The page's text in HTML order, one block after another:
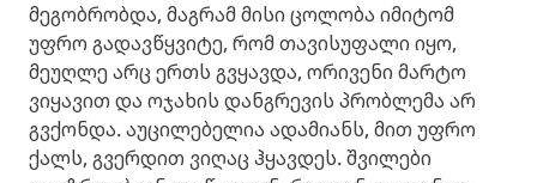
მეგობრობდა, მაგრამ მისი ცოლობა იმიტომ
უფრო გადავწყვიტე, რომ თავისუფალი იყო,
მეუღლე არც ერთს გვყავდა, ორივენი მარტო
ვიყავით და ოჯახის დანგრევის პრობლემა არ
გვქონდა. აუცილებელია ადამიანს, მით უფრო
ქალს, გვერდით ვიღაც ჰყავდეს. შვილები